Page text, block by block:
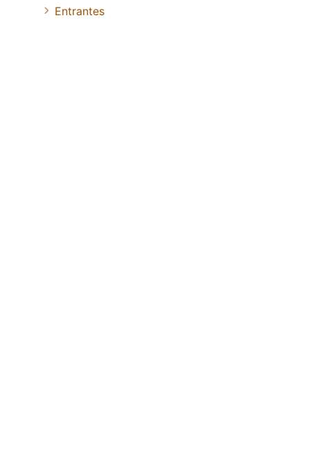
Entrantes